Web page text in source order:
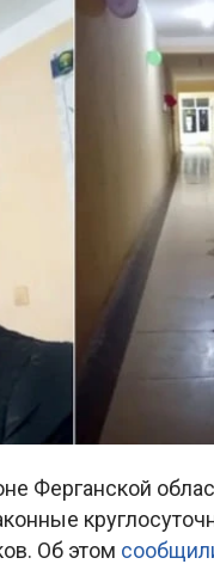
Ферганской
Об этом